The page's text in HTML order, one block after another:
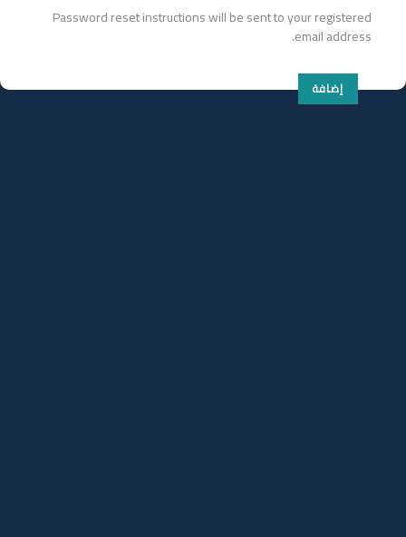
Password reset instructions will be sent to your registered
email address.